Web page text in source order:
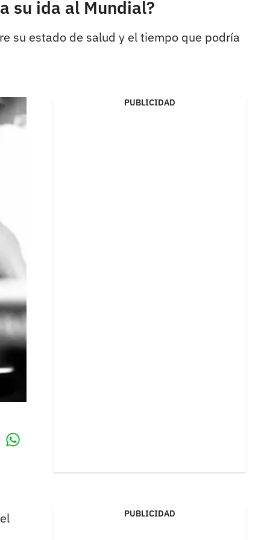
su ida al Mundial?
su estado de salud y el tiempo que podría
PUBLICIDAD
PUBLICIDAD